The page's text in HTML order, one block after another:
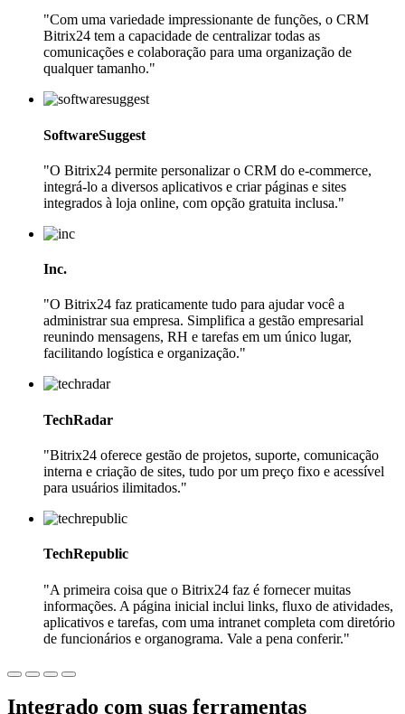
"Com uma variedade impressionante de funções, o CRM
Bitrix24 tem a capacidade de centralizar todas as
comunicações e colaboração para uma organização de
qualquer tamanho."
SoftwareSuggest
"O Bitrix24 permite personalizar o CRM do e-commerce,
integrá-lo a diversos aplicativos e criar páginas e sites
integrados à loja online, com opção gratuita inclusa."
Inc.
"O Bitrix24 faz praticamente tudo para ajudar você a
administrar sua empresa. Simplifica a gestão empresarial
reunindo mensagens, RH e tarefas em um único lugar,
facilitando logística e organização."
TechRadar
"Bitrix24 oferece gestão de projetos, suporte, comunicação
interna e criação de sites, tudo por um preço fixo e acessível
para usuários ilimitados."
TechRepublic
"A primeira coisa que o Bitrix24 faz é fornecer muitas
informações. A página inicial inclui links, fluxo de atividades,
aplicativos e tarefas, com uma intranet completa com diretório
de funcionários e organograma. Vale a pena conferir."
Integrado com suas ferramentas